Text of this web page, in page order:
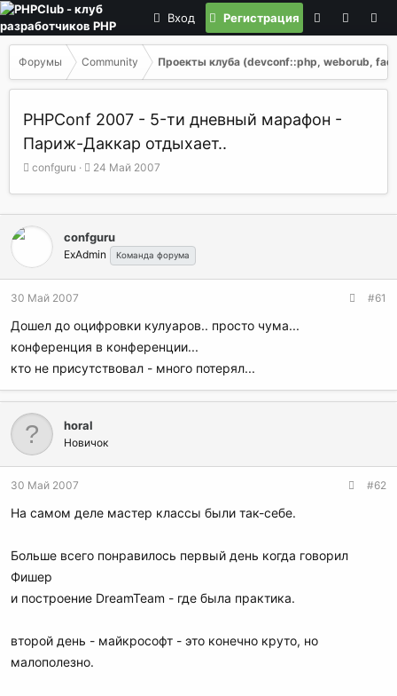
Вход Регистрация
Форумы Community Проекты клуба (devconf::php, weborub,
PHPConf 2007 - 5-ти дневный марафон -
Париж-Даккар отдыхает..
А
т
о
р
м
ы
confguru
Д
т
а
а
ч
а
24 Май 2007
confguru
ExAdmin Команда форума
30 Май 2007 #61
Дошел до оцифровки кулуаров.. просто чума...
конференция в конференции...
кто не присутствовал - много потерял...
horal
Новичок
30 Май 2007 #62
На самом деле мастер классы были так-себе.
Больше всего понравилось первый день когда говорил
Фишер
и построение DreamTeam - где была практика.
второй день - майкрософт - это конечно круто, но
малополезно.